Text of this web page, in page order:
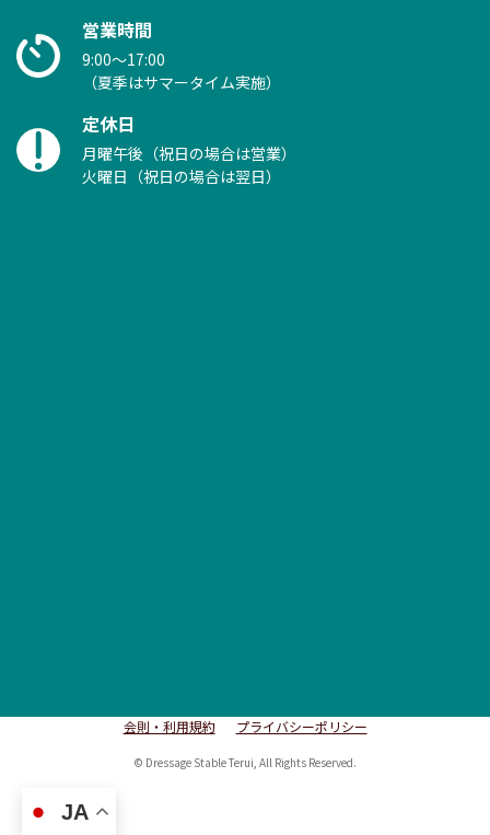
営業時間
9:00～17:00
（夏季はサマータイム実施）
定休日
月曜午後（祝日の場合は営業）
火曜日（祝日の場合は翌日）
会則・利用規約 プライバシーポリシー
© Dressage Stable Terui, All Rights Reserved.
JA